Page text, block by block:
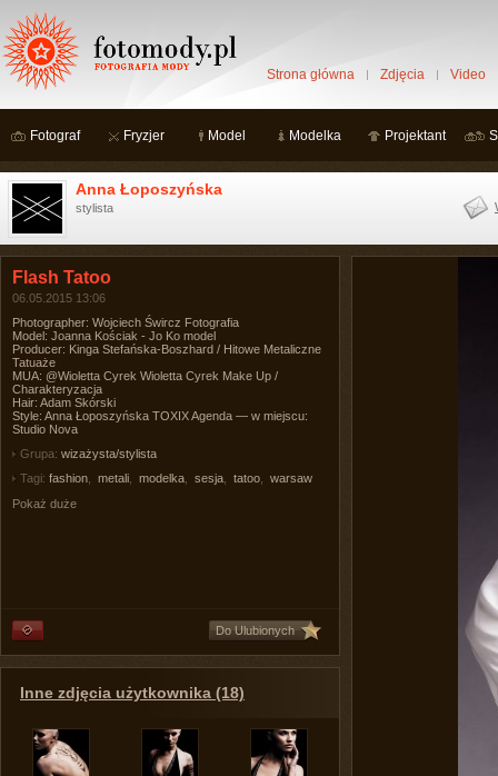
Strona główna Zdjęcia Video
Fotograf Fryzjer Model Modelka Projektant
Anna Łoposzyńska
stylista
Flash Tatoo
06.05.2015 13:06
Photographer: Wojciech Śwircz Fotografia
Model: Joanna Kościak - Jo Ko model
Producer: Kinga Stefańska-Boszhard / Hitowe Metaliczne
Tatuaże
MUA: @Wioletta Cyrek Wioletta Cyrek Make Up /
Charakteryzacja
Hair: Adam Skórski
Style: Anna Łoposzyńska TOXIX Agenda — w miejscu:
Studio Nova
Grupa: wizażysta/stylista
Tagi: fashion metali modelka sesja tatoo
warsaw
Pokaż duże
Do Ulubionych
Inne zdjęcia użytkownika (18)